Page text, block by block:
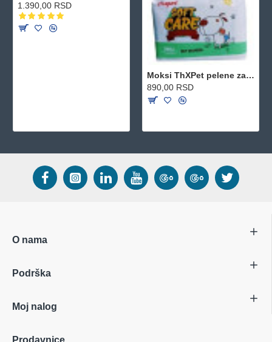
1.390,00 RSD
Moksi ThXPet pelene za pse S 340-280mm 12kom
890,00 RSD
O nama
Podrška
Moj nalog
Prodavnice